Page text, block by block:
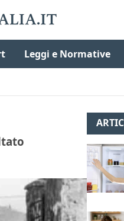
Leggi e Normative